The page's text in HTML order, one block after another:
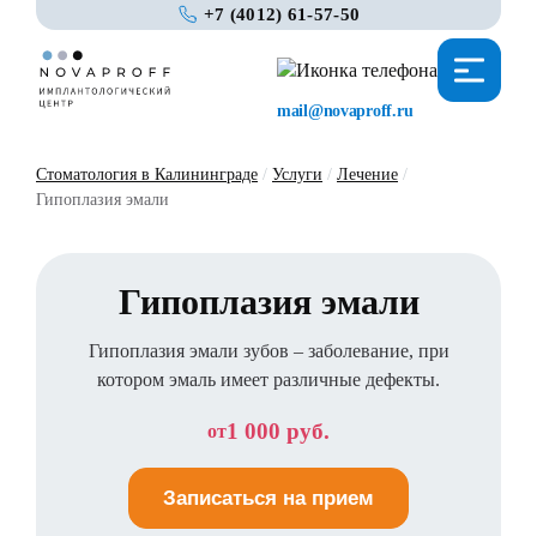
+7 (4012) 61-57-50
mail@novaproff.ru
Стоматология в Калининграде / Услуги / Лечение /
Гипоплазия эмали
Гипоплазия эмали
Гипоплазия эмали зубов – заболевание, при
котором эмаль имеет различные дефекты.
от1 000 руб.
Записаться на прием